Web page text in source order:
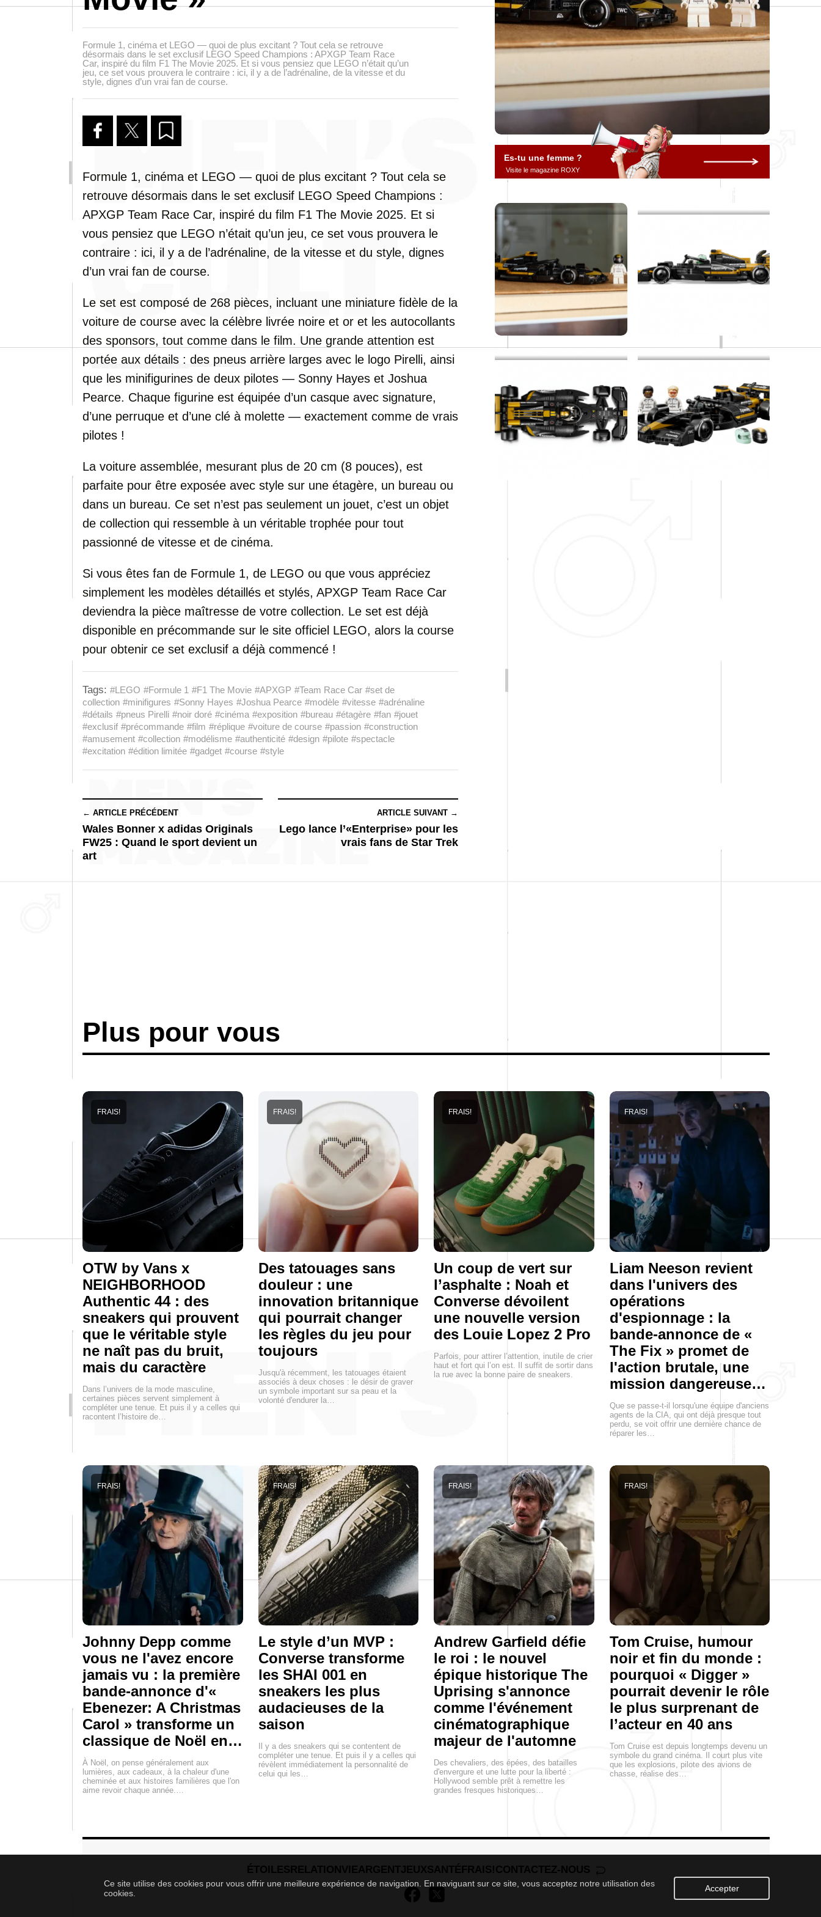
Formule 1, cinéma et LEGO — quoi de plus excitant ? Tout cela se retrouve
désormais dans le set exclusif LEGO Speed Champions : APXGP Team Race
Car, inspiré du film F1 The Movie 2025. Et si vous pensiez que LEGO n’était qu’un
jeu, ce set vous prouvera le contraire : ici, il y a de l’adrénaline, de la vitesse et du
style, dignes d’un vrai fan de course.
Formule 1, cinéma et LEGO — quoi de plus excitant ? Tout cela se
retrouve désormais dans le set exclusif LEGO Speed Champions :
APXGP Team Race Car, inspiré du film F1 The Movie 2025. Et si
vous pensiez que LEGO n’était qu’un jeu, ce set vous prouvera le
contraire : ici, il y a de l’adrénaline, de la vitesse et du style, dignes
d’un vrai fan de course.
Le set est composé de 268 pièces, incluant une miniature fidèle de la
voiture de course avec la célèbre livrée noire et or et les autocollants
des sponsors, tout comme dans le film. Une grande attention est
portée aux détails : des pneus arrière larges avec le logo Pirelli, ainsi
que les minifigurines de deux pilotes — Sonny Hayes et Joshua
Pearce. Chaque figurine est équipée d’un casque avec signature,
d’une perruque et d’une clé à molette — exactement comme de vrais
pilotes !
La voiture assemblée, mesurant plus de 20 cm (8 pouces), est
parfaite pour être exposée avec style sur une étagère, un bureau ou
dans un bureau. Ce set n’est pas seulement un jouet, c’est un objet
de collection qui ressemble à un véritable trophée pour tout
passionné de vitesse et de cinéma.
Si vous êtes fan de Formule 1, de LEGO ou que vous appréciez
simplement les modèles détaillés et stylés, APXGP Team Race Car
deviendra la pièce maîtresse de votre collection. Le set est déjà
disponible en précommande sur le site officiel LEGO, alors la course
pour obtenir ce set exclusif a déjà commencé !
Tags: #LEGO #Formule 1 #F1 The Movie #APXGP #Team Race Car #set de
collection #minifigures #Sonny Hayes #Joshua Pearce #modèle #vitesse #adrénaline
#détails #pneus Pirelli #noir doré #cinéma #exposition #bureau #étagère #fan #jouet
#exclusif #précommande #film #réplique #voiture de course #passion #construction
#amusement #collection #modélisme #authenticité #design #pilote #spectacle
#excitation #édition limitée #gadget #course #style
← ARTICLE PRÉCÉDENT
Wales Bonner x adidas Originals
FW25 : Quand le sport devient un
art
ARTICLE SUIVANT →
Lego lance l’«Enterprise» pour les
vrais fans de Star Trek
Es-tu une femme ?
Visite le magazine ROXY
Plus pour vous
OTW by Vans x
NEIGHBORHOOD
Authentic 44 : des
sneakers qui prouvent
que le véritable style
ne naît pas du bruit,
mais du caractère
FRAIS!
Dans l’univers de la mode masculine,
certaines pièces servent simplement à
compléter une tenue. Et puis il y a celles qui
racontent l’histoire de…
Des tatouages sans
douleur : une
innovation britannique
qui pourrait changer
les règles du jeu pour
toujours
FRAIS!
Jusqu'à récemment, les tatouages étaient
associés à deux choses : le désir de graver
un symbole important sur sa peau et la
volonté d'endurer la…
Un coup de vert sur
l’asphalte : Noah et
Converse dévoilent
une nouvelle version
des Louie Lopez 2 Pro
FRAIS!
Parfois, pour attirer l’attention, inutile de crier
haut et fort qui l’on est. Il suffit de sortir dans
la rue avec la bonne paire de sneakers.
Liam Neeson revient
dans l'univers des
opérations
d'espionnage : la
bande-annonce de «
The Fix » promet de
l'action brutale, une
mission dangereuse…
FRAIS!
Que se passe-t-il lorsqu'une équipe d'anciens
agents de la CIA, qui ont déjà presque tout
perdu, se voit offrir une dernière chance de
réparer les…
Johnny Depp comme
vous ne l'avez encore
jamais vu : la première
bande-annonce d'«
Ebenezer: A Christmas
Carol » transforme un
classique de Noël en…
FRAIS!
À Noël, on pense généralement aux
lumières, aux cadeaux, à la chaleur d'une
cheminée et aux histoires familières que l'on
aime revoir chaque année.…
Le style d’un MVP :
Converse transforme
les SHAI 001 en
sneakers les plus
audacieuses de la
saison
FRAIS!
Il y a des sneakers qui se contentent de
compléter une tenue. Et puis il y a celles qui
révèlent immédiatement la personnalité de
celui qui les…
Andrew Garfield défie
le roi : le nouvel
épique historique The
Uprising s'annonce
comme l'événement
cinématographique
majeur de l'automne
FRAIS!
Des chevaliers, des épées, des batailles
d'envergure et une lutte pour la liberté :
Hollywood semble prêt à remettre les
grandes fresques historiques…
Tom Cruise, humour
noir et fin du monde :
pourquoi « Digger »
pourrait devenir le rôle
le plus surprenant de
l’acteur en 40 ans
FRAIS!
Tom Cruise est depuis longtemps devenu un
symbole du grand cinéma. Il court plus vite
que les explosions, pilote des avions de
chasse, réalise des…
ÉTOILESRELATIONVIEARGENTJEUXSANTÉFRAIS!CONTACTEZ-NOUS
Ce site utilise des cookies pour vous offrir une meilleure expérience de navigation. En naviguant sur ce site, vous acceptez notre utilisation des
cookies.
Accepter